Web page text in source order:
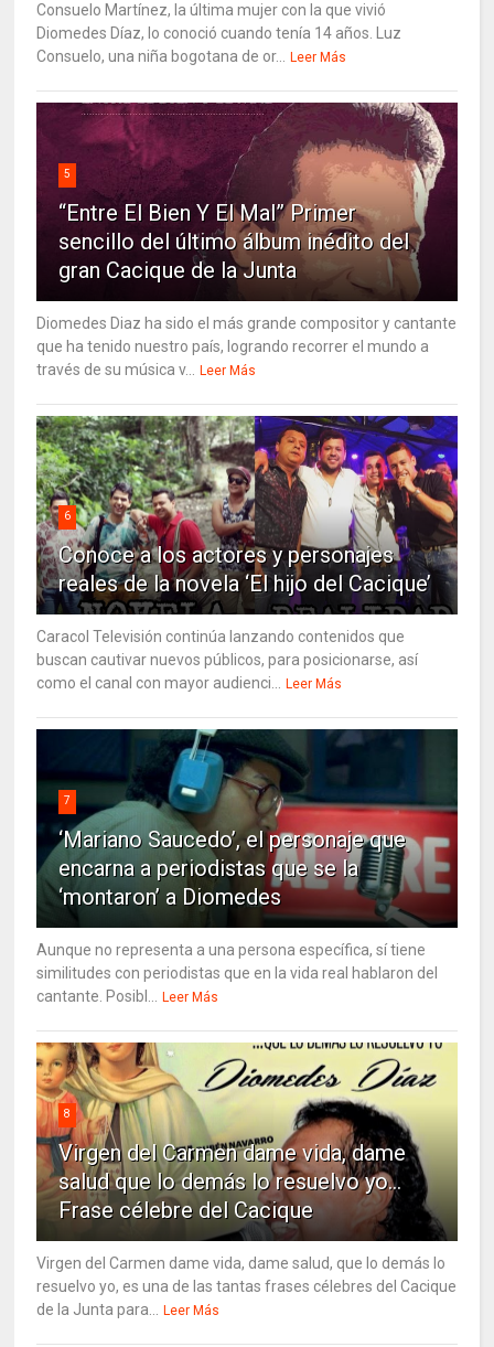
Consuelo Martínez, la última mujer con la que vivió
Diomedes Díaz, lo conoció cuando tenía 14 años. Luz
Consuelo, una niña bogotana de or...
Leer Más
5
“Entre El Bien Y El Mal” Primer
sencillo del último álbum inédito del
gran Cacique de la Junta
Diomedes Diaz ha sido el más grande compositor y cantante
que ha tenido nuestro país, logrando recorrer el mundo a
través de su música v...
Leer Más
6
Conoce a los actores y personajes
reales de la novela ‘El hijo del Cacique’
Caracol Televisión continúa lanzando contenidos que
buscan cautivar nuevos públicos, para posicionarse, así
como el canal con mayor audienci...
Leer Más
7
‘Mariano Saucedo’, el personaje que
encarna a periodistas que se la
‘montaron’ a Diomedes
Aunque no representa a una persona específica, sí tiene
similitudes con periodistas que en la vida real hablaron del
cantante. Posibl...
Leer Más
8
Virgen del Carmen dame vida, dame
salud que lo demás lo resuelvo yo…
Frase célebre del Cacique
Virgen del Carmen dame vida, dame salud, que lo demás lo
resuelvo yo, es una de las tantas frases célebres del Cacique
de la Junta para...
Leer Más